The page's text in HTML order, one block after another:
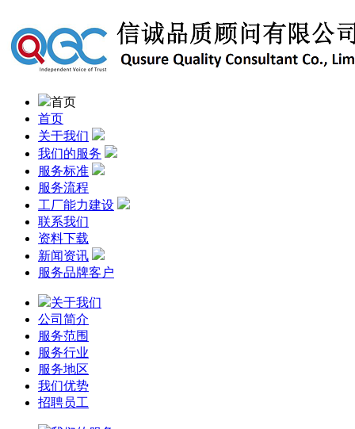
首页
首页
关于我们
我们的服务
服务标准
服务流程
工厂能力建设
联系我们
资料下载
新闻资讯
服务品牌客户
关于我们
公司简介
服务范围
服务行业
服务地区
我们优势
招聘员工